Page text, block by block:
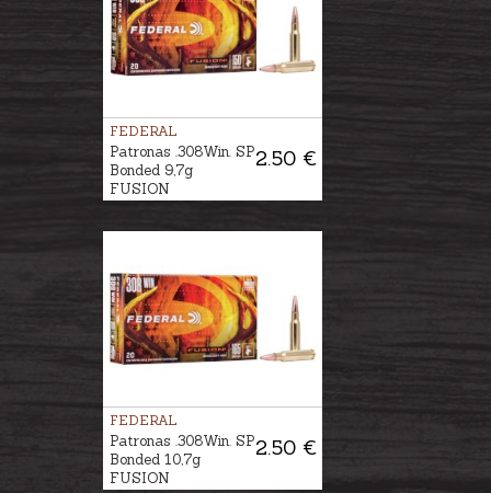
FEDERAL
2.50 €
Patronas .308Win. SP
Bonded 9,7g
FUSION
FEDERAL
2.50 €
Patronas .308Win. SP
Bonded 10,7g
FUSION